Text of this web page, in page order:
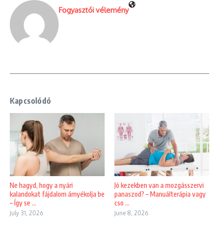
Fogyasztói vélemény
Kapcsolódó
Ne hagyd, hogy a nyári
kalandokat fájdalom árnyékolja be
– Így se ...
July 31, 2026
Jó kezekben van a mozgásszervi
panaszod? – Manuálterápia vagy
cso ...
June 8, 2026